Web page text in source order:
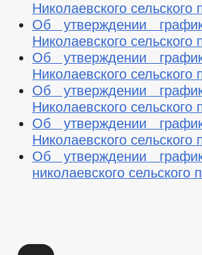
Николаевского
Об утверждении
Николаевского
Об утверждении
Николаевского
Об утверждении
Николаевского
Об утверждении
Николаевского
Об утверждении
николаевского сельского